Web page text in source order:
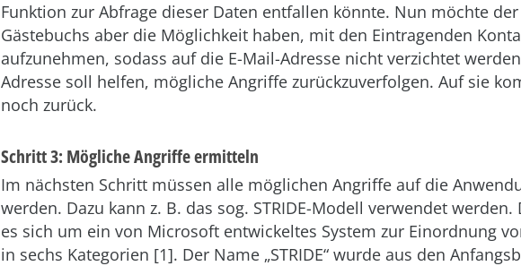
Funktion zur Abfrage dieser Daten entfallen könnte. Nun möchte
Gästebuchs aber die Möglichkeit haben, mit den Eintragenden
aufzunehmen, sodass auf die E-Mail-Adresse nicht verzichtet
Adresse soll helfen, mögliche Angriffe zurückzuverfolgen. Auf sie
noch zurück.
Schritt 3: Mögliche Angriffe ermitteln
Im nächsten Schritt müssen alle möglichen Angriffe auf die
werden. Dazu kann z. B. das sog. STRIDE-Modell verwendet
es sich um ein von Microsoft entwickeltes System zur Einordnung
in sechs Kategorien [1]. Der Name „STRIDE“ wurde aus den